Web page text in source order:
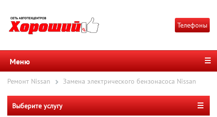
Телефоны
Меню
Ремонт Nissan Замена электрического бензонасоса Nissan
Выберите услугу